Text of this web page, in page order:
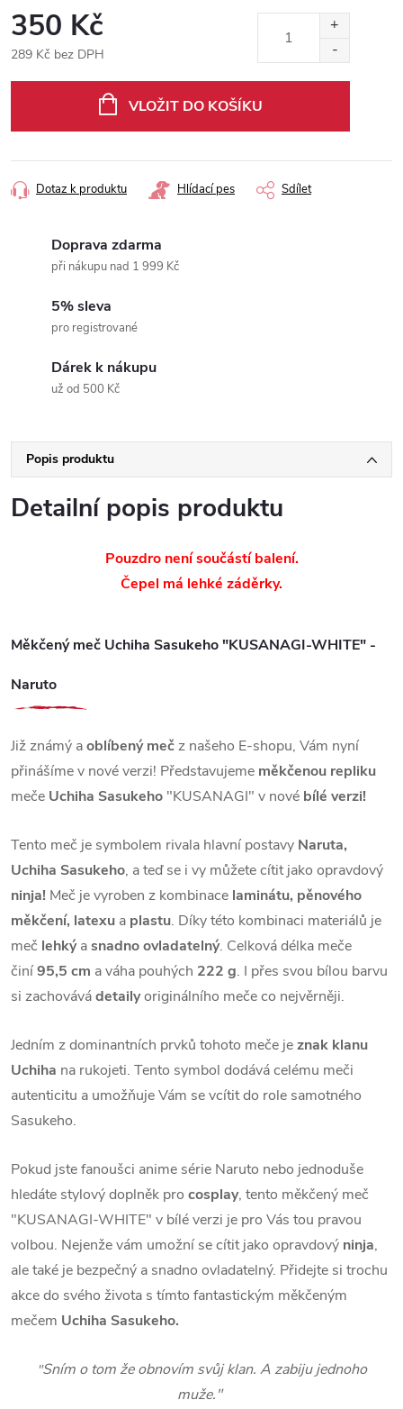
350 Kč
289 Kč bez DPH
VLOŽIT DO KOŠÍKU
Dotaz k produktu Hlídací pes Sdílet
Doprava zdarma
při nákupu nad 1 999 Kč
5% sleva
pro registrované
Dárek k nákupu
už od 500 Kč
Popis produktu
Detailní popis produktu
Pouzdro není součástí balení.
Čepel má lehké záděrky.
Měkčený meč Uchiha Sasukeho "KUSANAGI-WHITE" -
Naruto
Již známý aoblíbený mečz našeho E-shopu, Vám nyní
přinášíme v nové verzi! Představujeme měkčenou repliku
meče Uchiha Sasukeho "KUSANAGI" v nové bílé verzi!
Tento meč je symbolem rivala hlavní postavy Naruta,
Uchiha Sasukeho, a teď se i vy můžete cítit jako opravdový
ninja! Meč je vyroben z kombinace laminátu, pěnového
měkčení, latexu a plastu. Díky této kombinaci materiálů je
meč lehkýasnadno ovladatelný. Celková délka meče
činí95,5 cm a váha pouhých 222 g. I přes svou bílou barvu
si zachovávádetailyoriginálního meče co nejvěrněji.
Jedním z dominantních prvků tohoto meče jeznak klanu
Uchiha na rukojeti. Tento symbol dodává celému meči
autenticitu a umožňuje Vám se vcítit do role samotného
Sasukeho.
Pokud jste fanoušci anime série Naruto nebo jednoduše
hledáte stylový doplněk pro cosplay, tento měkčený meč
"KUSANAGI-WHITE" v bílé verzi je pro Vás tou pravou
volbou. Nejenže vám umožní se cítit jako opravdový ninja,
ale také je bezpečný a snadno ovladatelný. Přidejte si trochu
akce do svého života s tímto fantastickým měkčeným
mečem Uchiha Sasukeho.
"Sním o tom že obnovím svůj klan. A zabiju jednoho
muže."